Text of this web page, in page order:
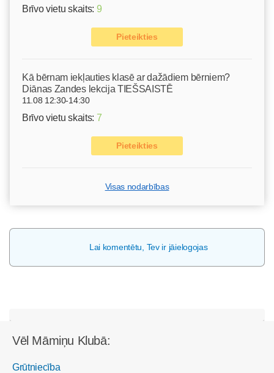
Brīvo vietu skaits: 9
Pieteikties
Kā bērnam iekļauties klasē ar dažādiem bērniem?
Diānas Zandes lekcija TIEŠSAISTĒ
11.08 12:30-14:30
Brīvo vietu skaits: 7
Pieteikties
Visas nodarbības
Lai komentētu, Tev ir jāielogojas
Vēl Māmiņu Klubā:
Grūtniecība